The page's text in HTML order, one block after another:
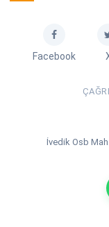
Facebook
İvedik Osb